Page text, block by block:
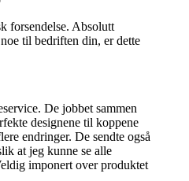
om at koppene oppfyller
forsendelse. Absolutt
til bedriften din, er dette
De jobbet sammen
designene til koppene
endringer. De sendte også
at jeg kunne se alle
imponert over produktet